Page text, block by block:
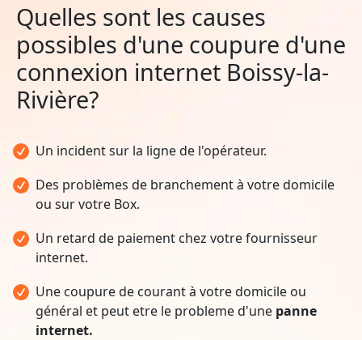
Quelles sont les causes
possibles d'une coupure d'une
connexion internet Boissy-la-
Rivière?
Un incident sur la ligne de l'opérateur.
Des problèmes de branchement à votre domicile
ou sur votre Box.
Un retard de paiement chez votre fournisseur
internet.
Une coupure de courant à votre domicile ou
général et peut etre le probleme d'une panne
internet.